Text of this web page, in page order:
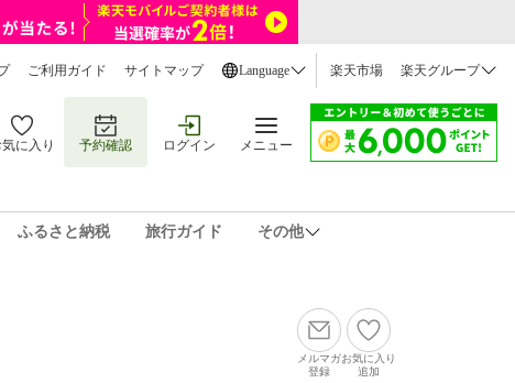
ご利用ガイド サイトマップ Language 楽天市場 楽天グループ
気に入り 予約確認 ログイン メニュー
ふるさと納税 旅行ガイド その他
メルマガ
登録
お気に入り
追加